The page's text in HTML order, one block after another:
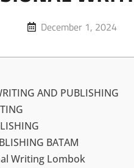
Posted
December 1, 2024
AND PUBLISHING
BATAM
Writing Lombok